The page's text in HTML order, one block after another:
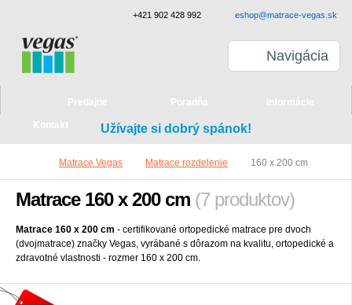
Užívajte si dobrý spánok!
Matrace Vegas Matrace rozdelenie 160 x 200 cm
Matrace 160 x 200 cm (7 produktov)
Matrace 160 x 200 cm - certifikované ortopedické matrace pre dvoch
(dvojmatrace) značky Vegas, vyrábané s dôrazom na kvalitu, ortopedické a
zdravotné vlastnosti - rozmer 160 x 200 cm.
+421 902 428 992 eshop@matrace-vegas.sk
Navigácia
Predajne Poradňa Informácie
Kontakt